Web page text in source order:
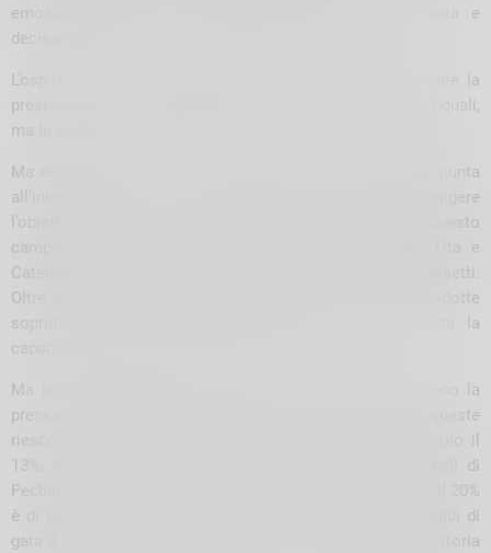
emozione, rispetto a quella femminile, molto più lenta e
decisamente poco entusiasmante: c’è un abisso”.
L’ospite si è inoltre soffermata sul bisogno di sottolineare la
prestazione, perché a livello fisico e genetico non siamo uguali,
ma la costanza, l’impegno e la passione sono gli stessi.
Ma esistono davvero sport maschili e femminili? “Il CONI punta
all’introduzione di gare a squadre miste per raggiungere
l’obiettivo di equità – ha evidenziato – e l’Italia è forte in questo
campo grazie ai campioni Olimpici di vela Ruggero Tita e
Caterina Banti e di tiro al volo Diana Bacosi e Gabriele Rossetti.
Oltre a essere coinvolgenti -ha proseguito- vengono introdotte
soprattutto a livello giovanile per mettere in evidenza la
capacità di entrambi, sia donne che uomini.
Ma le disuguaglianze non finiscono qui: i dati confermano la
presenza di numerose donne allenatrici, ma difficilmente queste
riescono a raggiungere alti livelli: a Tokio 2020 erano solo il
13%, mentre a Parigi il 25%. Nei Giochi Olimpici invernali di
Pechino persino il 10%. In Italia, a livello dirigenziale, solo il 20%
è di sesso femminile, le allenatrici sono il 20.8%, le giudici di
gara il 20% e le dirigenti federali il 13.7%: “In 100 anni di storia